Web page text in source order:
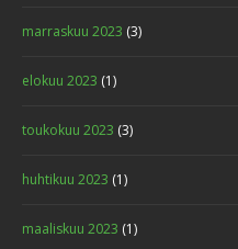
marraskuu 2023 (3)
elokuu 2023 (1)
toukokuu 2023 (3)
huhtikuu 2023 (1)
maaliskuu 2023 (1)